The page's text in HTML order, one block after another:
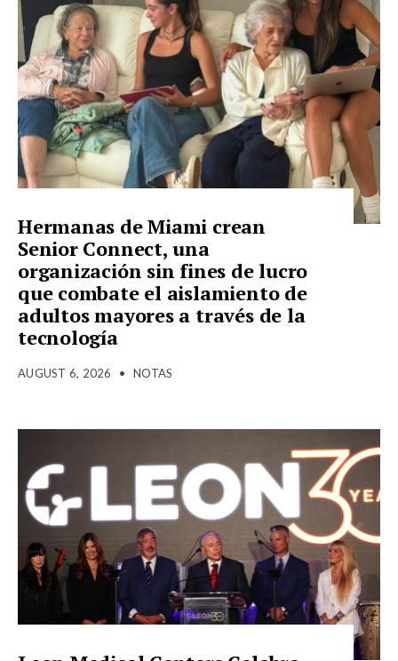
Hermanas de Miami crean
Senior Connect, una
organización sin fines de lucro
que combate el aislamiento de
adultos mayores a través de la
tecnología
AUGUST 6, 2026 • NOTAS